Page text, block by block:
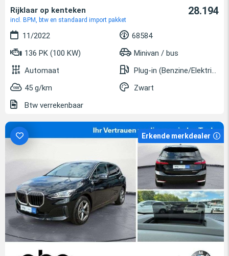
Rijklaar op kenteken
incl. BPM, btw en standaard import pakket
28.194
11/2022
68584
136 PK (100 KW)
Minivan / bus
Automaat
Plug-in (Benzine/Elektrisch)
45 g/km
Zwart
Btw verrekenbaar
Erkende merkdealer